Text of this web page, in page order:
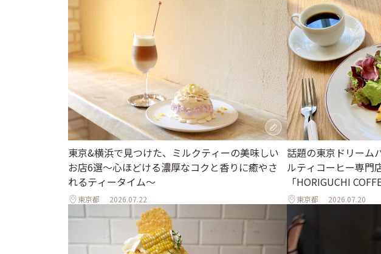
東京&横浜で見つけた、ミルクティーの美味しい
お店6選～心ほどける濃厚なコクと香りに癒やさ
れるティータイム～
東京都 2026.07.22
話題の東京ドリーム
ルティコーヒー専門
「HORIGUCHI
東京都 2026.07.20